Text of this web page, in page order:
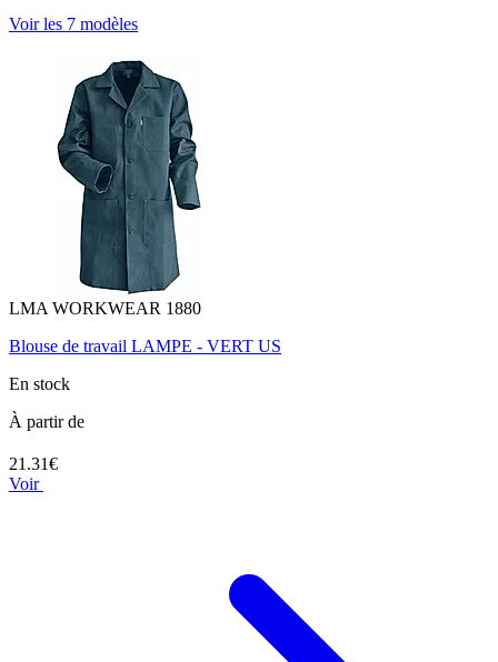
Voir les 7 modèles
LMA WORKWEAR 1880
Blouse de travail LAMPE - VERT US
En stock
À partir de
21.31€
Voir